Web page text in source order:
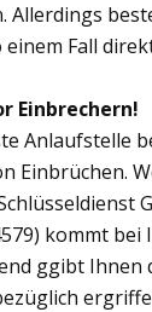
Fall
Einbrechern!
Anlaufstelle
kommt
ggibt